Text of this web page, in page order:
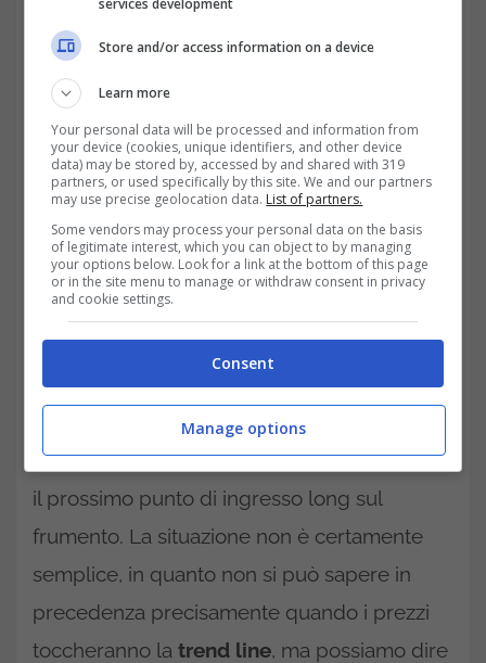
Se ci focalizziamo sui minimi importanti
registrati dal 10 settembre 2021, che sono in
successione
quello del 10, del 13, del 21, del
22, del 30 e del 13 ottobre, notiamo come
tutti siano collegati da una trend line
dinamica, che ha sostenuti sempre i prezzi,
diventando la zona di supporto da cui sono
scaturiti sempre i movimenti rialzisti
importanti degli ultimi 2 mesi. Stando quindi
a quanto abbiamo appena visto, viene
obbligatorio iniziare afocalizzarsi
sviluppo del supporto dinamico, per cercare
il prossimo punto di ingresso long sul
frumento. La situazione non è certamente
semplice, in quanto non si può sapere in
precedenza precisamente quando i prezzi
toccheranno la trend line, ma possiamo dire
Store and/or access information on a device
Learn more
Your personal data will be processed and information from
your device (cookies, unique identifiers, and other device
data) may be stored by, accessed by and shared with 319
partners, or used specifically by this site. We and our partners
may use precise geolocation data. List of partners.
Some vendors may process your personal data on the basis
of legitimate interest, which you can object to by managing
your options below. Look for a link at the bottom of this page
or in the site menu to manage or withdraw consent in privacy
and cookie settings.
Consent
Manage options